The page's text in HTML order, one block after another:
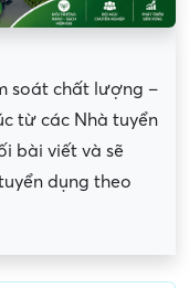
soát chất lượng –
từ các Nhà tuyển
bài viết và sẽ
dụng theo